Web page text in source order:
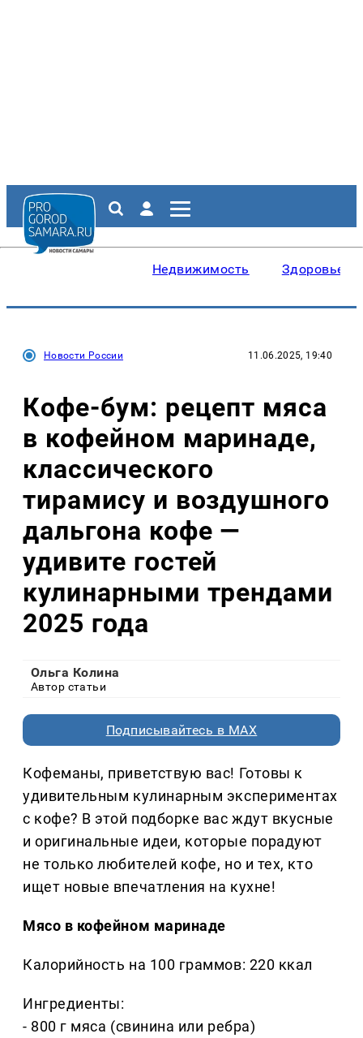
Недвижимость Здоровье
Новости России 11.06.2025, 19:40
Кофе-бум: рецепт мяса
в кофейном маринаде,
классического
тирамису и воздушного
дальгона кофе —
удивите гостей
кулинарными трендами
2025 года
Ольга Колина
Автор статьи
Подписывайтесь в MAX
Кофеманы, приветствую вас! Готовы к
удивительным кулинарным экспериментах
с кофе? В этой подборке вас ждут вкусные
и оригинальные идеи, которые порадуют
не только любителей кофе, но и тех, кто
ищет новые впечатления на кухне!
Мясо в кофейном маринаде
Калорийность на 100 граммов: 220 ккал
Ингредиенты:
- 800 г мяса (свинина или ребра)